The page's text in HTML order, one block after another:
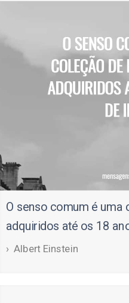
O senso comum é uma
adquiridos até os 18
Albert Einstein